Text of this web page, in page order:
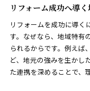
リフォーム成功へ導
リフォームを成功に導く
す。なぜなら、地域特有
られるからです。例えば
ど、地元の強みを生かし
た連携を深めることで、